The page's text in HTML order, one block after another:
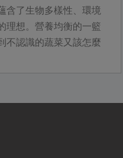
含了生物多樣性、環境
理想。營養均衡的一籃
不認識的蔬菜又該怎麼
每一餐。